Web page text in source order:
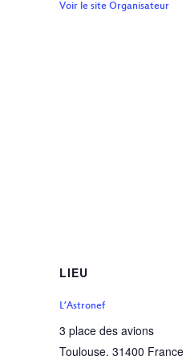
Voir le site Organisateur
LIEU
L’Astronef
3 place des avions
Toulouse, 31400 France